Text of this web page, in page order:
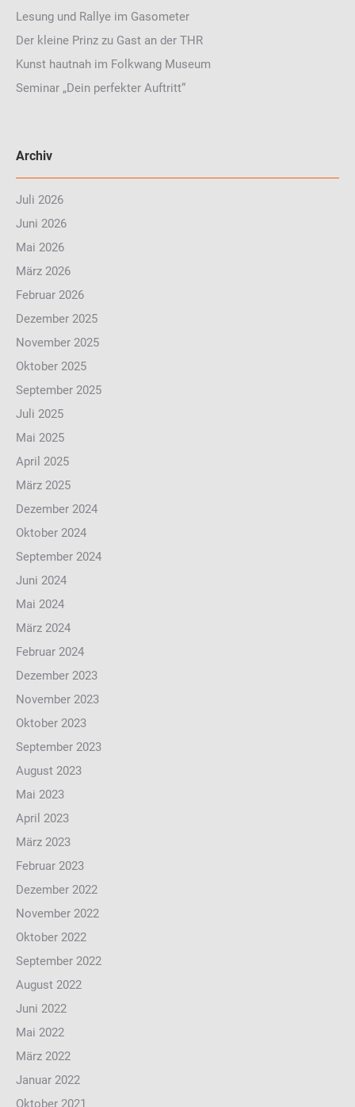
Lesung und Rallye im Gasometer
Der kleine Prinz zu Gast an der THR
Kunst hautnah im Folkwang Museum
Seminar „Dein perfekter Auftritt“
Archiv
Juli 2026
Juni 2026
Mai 2026
März 2026
Februar 2026
Dezember 2025
November 2025
Oktober 2025
September 2025
Juli 2025
Mai 2025
April 2025
März 2025
Dezember 2024
Oktober 2024
September 2024
Juni 2024
Mai 2024
März 2024
Februar 2024
Dezember 2023
November 2023
Oktober 2023
September 2023
August 2023
Mai 2023
April 2023
März 2023
Februar 2023
Dezember 2022
November 2022
Oktober 2022
September 2022
August 2022
Juni 2022
Mai 2022
März 2022
Januar 2022
Oktober 2021